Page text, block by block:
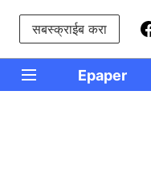
सबस्क्राईब करा
Epaper